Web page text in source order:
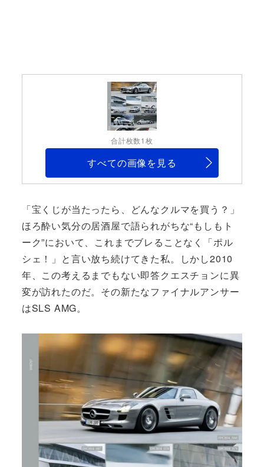
合計枚数1枚
すべての画像を見る
「宝くじが当たったら、どんなクルマを買う？」
ほろ酔い気分の居酒屋で語られがちな“もしもト
ーク”において、これまでブレることなく「ポル
シェ！」と言い放ち続けてきた私。しかし2010
年、この考えるまでもない即答クエスチョンに異
変が訪れたのだ。その新たなファイナルアンサー
はSLS AMG。